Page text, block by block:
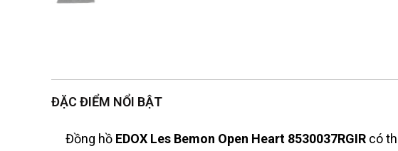
ĐẶC ĐIỂM NỔI BẬT
Đồng hồ EDOX Les Bemon Open Heart 8530037RGIR có